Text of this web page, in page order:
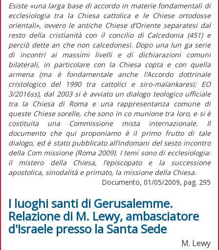
Esiste «una larga base di accordo in materie fondamentali di
ecclesiologia tra la Chiesa cattolica e le Chiese ortodosse
orientali», ovvero le antiche Chiese d’Oriente separatesi dal
resto della cristianità con il concilio di Calcedonia (451) e
perciò dette an che non calcedonesi. Dopo una lun ga serie
di incontri ai massimi livelli e di dichiarazioni comuni
bilaterali, in particolare con la Chiesa copta e con quella
armena (ma è fondamentale anche l’Accordo dottrinale
cristologico del 1990 tra cattolici e siro-malankaresi; EO
3/2016ss), dal 2003 si è avviato un dialogo teologico ufficiale
tra la Chiesa di Roma e una rappresentanza comune di
queste Chiese sorelle, che sono in co munione tra loro, e si è
costituita una Commissione mista internazionale. Il
documento che qui proponiamo è il primo frutto di tale
dialogo, ed è stato pubblicato all’indomani del sesto incontro
della Com missione (Roma 2009). I temi sono di ecclesiologia:
il mistero della Chiesa, l’episcopato e la successione
apostolica, sinodalità e primato, la missione della Chiesa.
Documento, 01/05/2009, pag. 295
I luoghi santi di Gerusalemme.
Relazione di M. Lewy, ambasciatore
d'Israele presso la Santa Sede
M. Lewy